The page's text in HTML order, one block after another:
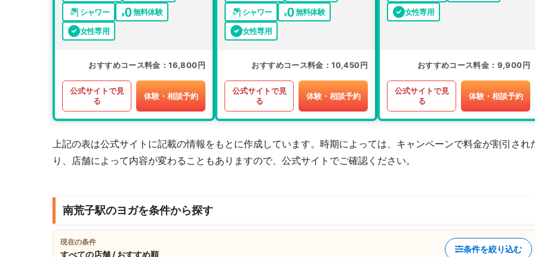
シャワー
無料体験
女性専用
おすすめコース料金 16,800円
公式サイトで見
る
体験・相談予約
シャワー
無料体験
女性専用
おすすめコース料金 10,450円
公式サイトで見
る
体験・相談予約
女性専用
おすすめコース料金 9,900円
公式サイトで見
る
体験・相談予約
上記の表は公式サイトに記載の情報をもとに作成しています。時期によっては、キャンペーンで料金が割引され
り、店舗によって内容が変わることもありますので、公式サイトでご確認ください。
南荒子駅のヨガを条件から探す
現在の条件
すべての店舗 / おすすめ順
条件を絞り込む